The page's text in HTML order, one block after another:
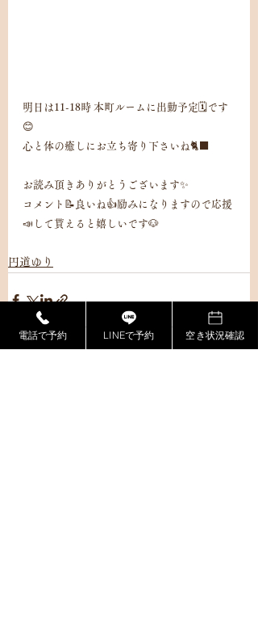
明日は11-18時 本町ルームに出勤予定🗓️です
😊
心と体の癒しにお立ち寄り下さいね🐈‍⬛
お読み頂きありがとうございます✨
コメント📝良いね👍励みになりますので応援
📣して貰えると嬉しいです🐶
円道ゆり
電話で予約 LINEで予約 空き状況確認